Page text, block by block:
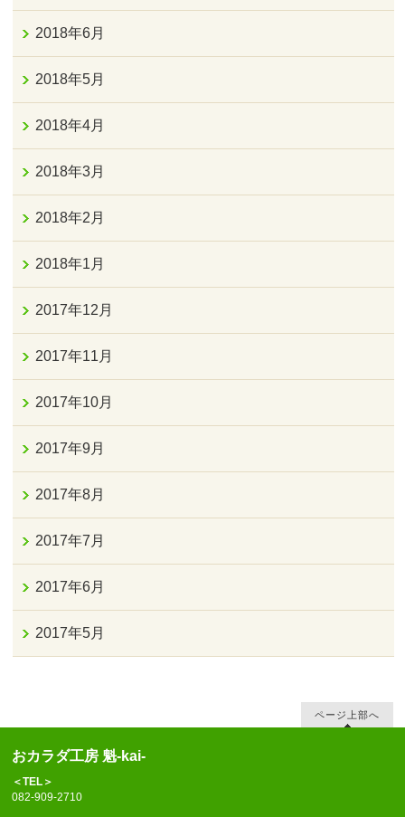
2018年6月
2018年5月
2018年4月
2018年3月
2018年2月
2018年1月
2017年12月
2017年11月
2017年10月
2017年9月
2017年8月
2017年7月
2017年6月
2017年5月
ページ上部へ
おカラダ工房 魁-kai-
＜TEL＞
082-909-2710